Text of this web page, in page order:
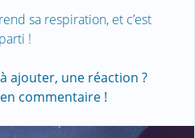
sa respiration, et c’est
parti !
ajouter, une réaction ?
commentaire !